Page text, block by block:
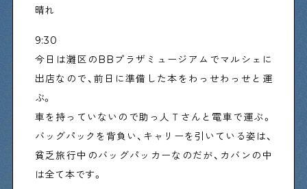
Shitamachi Chemistry
画です
下町マップ
晴れ
9:30
今日は灘区のBBプラザミュージアムでマルシェに
出店なので、前日に準備した本をわっせわっせと運
ぶ。
車を持っていないので助っ人Ｔさんと電車で運ぶ。
バッグパックを背負い、キャリーを引いている姿は、
貧乏旅行中のバッグパッカーなのだが、カバンの中
は全て本です。